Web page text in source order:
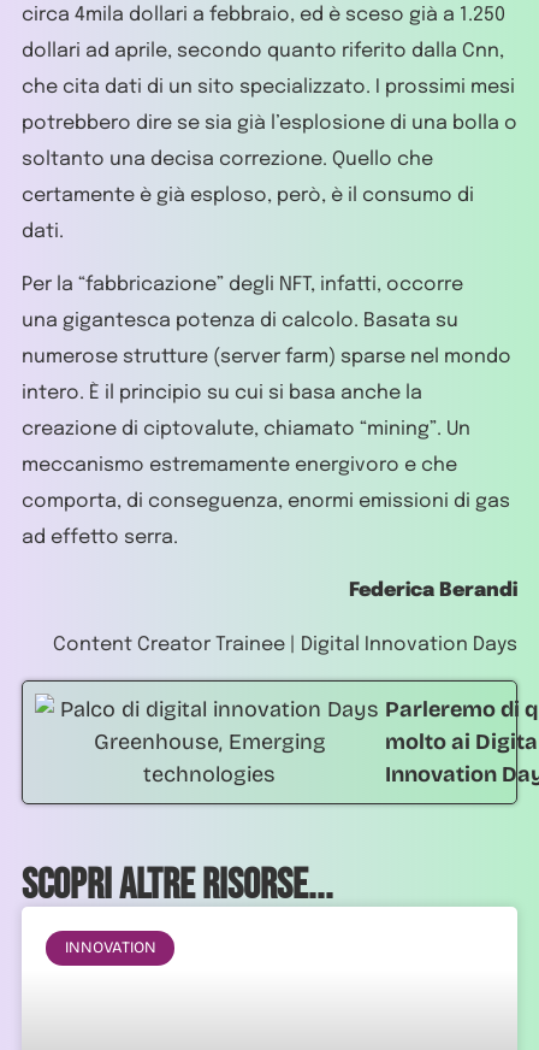
circa 4mila dollari a febbraio, ed è sceso già a 1.250
dollari ad aprile, secondo quanto riferito dalla Cnn,
che cita dati di un sito specializzato. I prossimi mesi
potrebbero dire se sia già l’esplosione di una bolla o
soltanto una decisa correzione. Quello che
certamente è già esploso, però, è il consumo di
dati.
Per la “fabbricazione” degli NFT, infatti, occorre
una gigantesca potenza di calcolo. Basata su
numerose strutture (server farm) sparse nel mondo
intero. È il principio su cui si basa anche la
creazione di ciptovalute, chiamato “mining”. Un
meccanismo estremamente energivoro e che
comporta, di conseguenza, enormi emissioni di gas
ad effetto serra.
Federica Berandi
Content Creator Trainee | Digital Innovation Days
Parleremo di
molto ai
Innovation
Scopri altre risorse...
INNOVATION